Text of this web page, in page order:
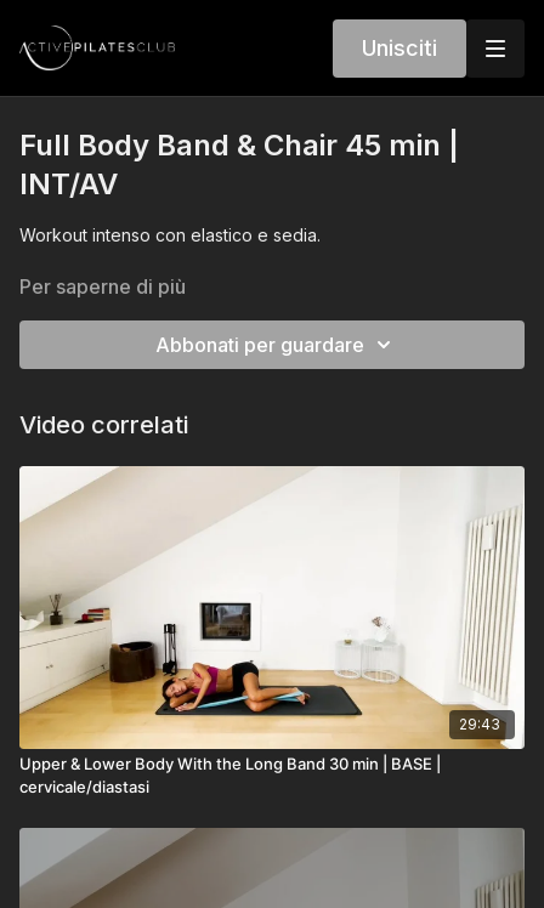
Unisciti
Full Body Band & Chair 45 min |
INT/AV
Workout intenso con elastico e sedia.
Per saperne di più
Abbonati per guardare
Video correlati
29:43
Upper & Lower Body With the Long Band 30 min | BASE |
cervicale/diastasi